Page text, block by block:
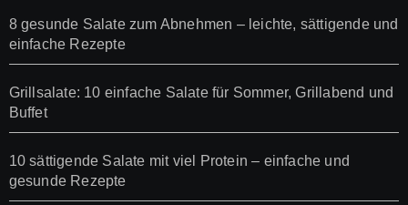
8 gesunde Salate zum Abnehmen – leichte, sättigende und
einfache Rezepte
Grillsalate: 10 einfache Salate für Sommer, Grillabend und
Buffet
10 sättigende Salate mit viel Protein – einfache und
gesunde Rezepte